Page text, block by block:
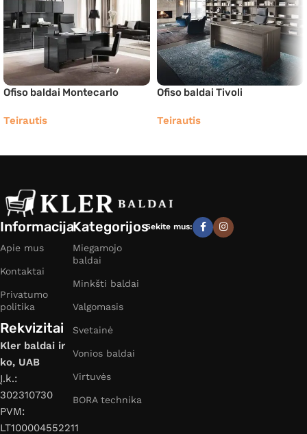
Ofiso baldai Montecarlo
Teirautis
Ofiso baldai Tivoli
Teirautis
Informacija
Apie mus
Kontaktai
Privatumo
politika
Rekvizitai
Kler baldai ir
ko, UAB
Į.k.:
302310730
PVM:
LT100004552211
Kategorijos
Miegamojo
baldai
Minkšti baldai
Valgomasis
Svetainė
Vonios baldai
Virtuvės
BORA technika
Sekite mus: